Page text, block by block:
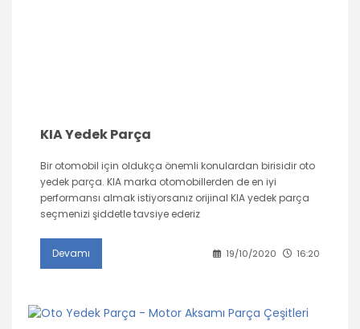
KIA Yedek Parça
Bir otomobil için oldukça önemli konulardan birisidir oto
yedek parça. KIA marka otomobillerden de en iyi
performansı almak istiyorsanız orijinal KIA yedek parça
seçmenizi şiddetle tavsiye ederiz
Devamı 19/10/2020 16:20